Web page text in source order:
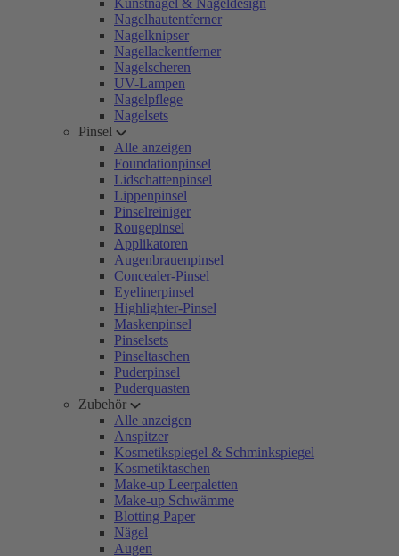
Kunstnägel & Nageldesign
Nagelhautentferner
Nagelknipser
Nagellackentferner
Nagelscheren
UV-Lampen
Nagelpflege
Nagelsets
Pinsel
Alle anzeigen
Foundationpinsel
Lidschattenpinsel
Lippenpinsel
Pinselreiniger
Rougepinsel
Applikatoren
Augenbrauenpinsel
Concealer-Pinsel
Eyelinerpinsel
Highlighter-Pinsel
Maskenpinsel
Pinselsets
Pinseltaschen
Puderpinsel
Puderquasten
Zubehör
Alle anzeigen
Anspitzer
Kosmetikspiegel & Schminkspiegel
Kosmetiktaschen
Make-up Leerpaletten
Make-up Schwämme
Blotting Paper
Nägel
Augen